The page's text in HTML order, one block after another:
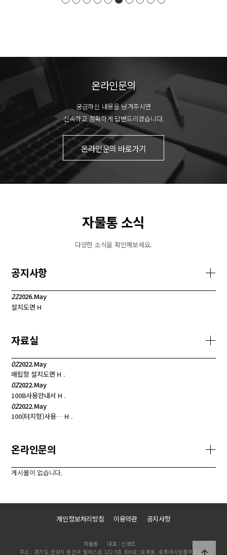
온라인문의
궁금하신 내용을 남겨주시면
신속하고 정확하게 답변드리겠습니다.
온라인문의 바로가기
자물통 소식
다양한 소식을 확인해보세요.
공지사항
222026.May
설치도면 H
자료실
022022.May
매립형 설치도면 H .
022022.May
100B사용안내서 H .
022022.May
100(터치형)사용… H .
온라인문의
게시물이 없습니다.
개인정보처리방침 이용약관 공지사항
자물통
대표 : 신영조
주소 : 경기도 안양시 동안구 엘에스로 122 3층 306호 (호계동, 호계데시앙플렉스)